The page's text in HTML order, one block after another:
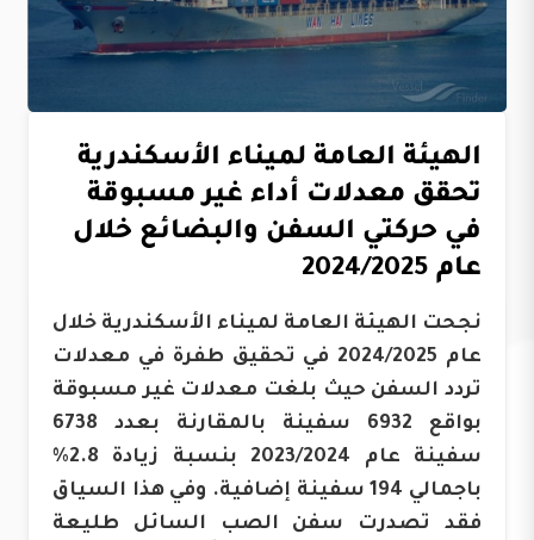
الهيئة العامة لميناء الأسكندرية
تحقق معدلات أداء غير مسبوقة
في حركتي السفن والبضائع خلال
عام 2024/2025
نجحت الهيئة العامة لميناء الأسكندرية خلال
عام 2024/2025 في تحقيق طفرة في معدلات
تردد السفن حيث بلغت معدلات غير مسبوقة
بواقع 6932 سفينة بالمقارنة بعدد 6738
سفينة عام 2023/2024 بنسبة زيادة 2.8%
باجمالي 194 سفينة إضافية. وفي هذا السياق
فقد تصدرت سفن الصب السائل طليعة